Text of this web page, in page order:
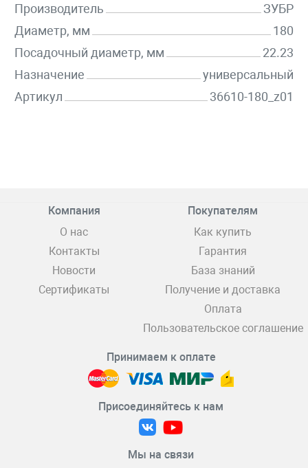
Производитель
ЗУБР
Диаметр, мм
180
Посадочный диаметр, мм
22.23
Назначение
универсальный
Артикул
36610-180_z01
Компания
О нас
Контакты
Новости
Сертификаты
Покупателям
Как купить
Гарантия
База знаний
Получение и доставка
Оплата
Пользовательское соглашение
Принимаем к оплате
Присоединяйтесь к нам
Мы на связи